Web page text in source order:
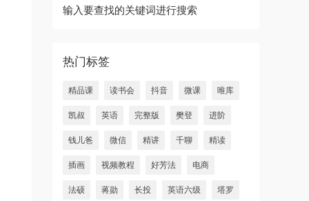
输入要查找的关键词进行搜索
热门标签
精品课 读书会 抖音 微课 唯库
凯叔 英语 完整版 樊登 进阶
钱儿爸 微信 精讲 千聊 精读
插画 视频教程 好芳法 电商
法硕 蒋勋 长投 英语六级 塔罗